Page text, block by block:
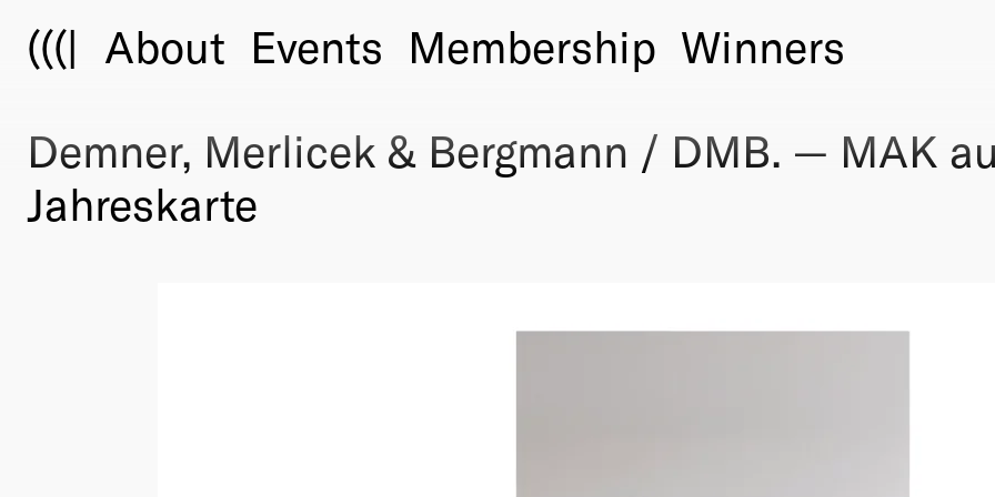
(((| About Events Membership Winners
Demner, Merlicek & Bergmann / DMB. — MAK
Jahreskarte